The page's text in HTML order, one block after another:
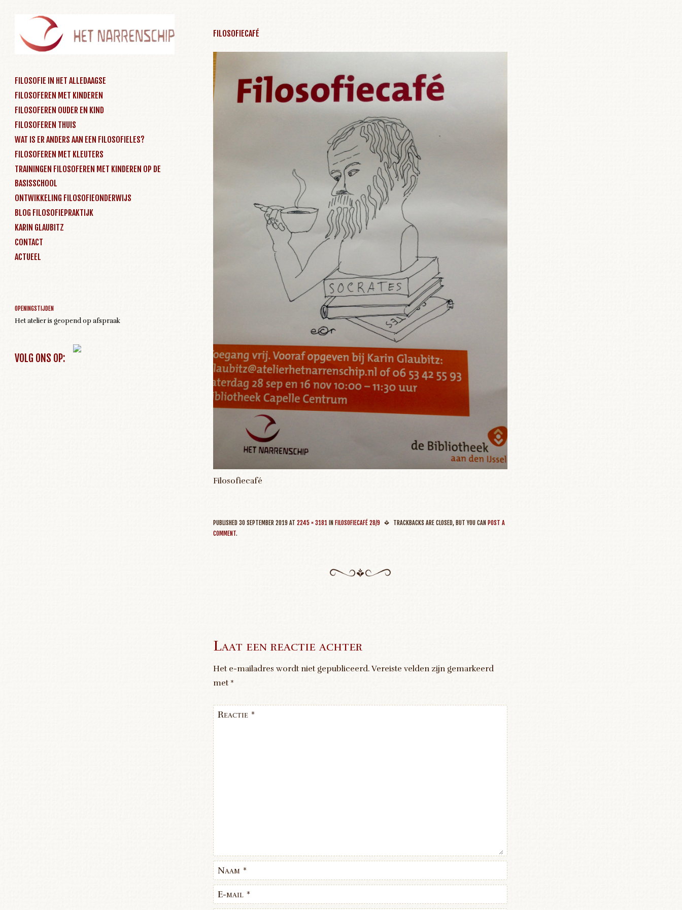
Menu
SKIP TO CONTENT
FILOSOFIE IN HET ALLEDAAGSE
FILOSOFEREN MET KINDEREN
FILOSOFEREN OUDER EN KIND
FILOSOFEREN THUIS
WAT IS ER ANDERS AAN EEN FILOSOFIELES?
FILOSOFEREN MET KLEUTERS
TRAININGEN FILOSOFEREN MET KINDEREN OP DE
BASISSCHOOL
ONTWIKKELING FILOSOFIEONDERWIJS
BLOG FILOSOFIEPRAKTIJK
KARIN GLAUBITZ
CONTACT
ACTUEEL
OPENINGSTIJDEN
Het atelier is geopend op afspraak
VOLG ONS OP:
FILOSOFIECAFÉ
Filosofiecafé
PUBLISHED 30 SEPTEMBER 2019 AT 2245 × 3181 IN FILOSOFIECAFÉ 28/9 TRACKBACKS ARE CLOSED, BUT YOU CAN POST A
COMMENT.
Laat een reactie achter
Het e-mailadres wordt niet gepubliceerd. Vereiste velden zijn gemarkeerd
met *
Reactie *
Naam *
E-mail *